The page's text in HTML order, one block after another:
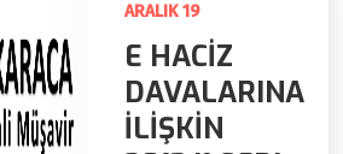
ARALIK 19
E HACİZ
DAVALARINA
İLİŞKİN